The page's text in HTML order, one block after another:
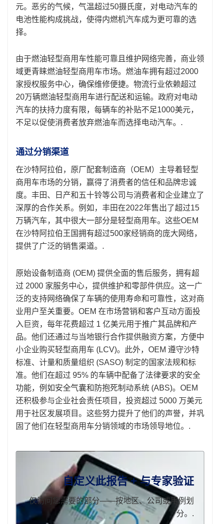
元。恶劣的气候，气温超过50摄氏度，对电动汽车的
电池性能构成挑战，使得内燃机汽车成为更可靠的选
择。
由于燃油轻型商用车性能可靠且维护网络完善，商业领
域更青睐燃油轻型商用车市场。燃油车拥有超过2000
家授权服务中心，确保维修便捷。物流行业依赖超过
20万辆燃油轻型商用车进行配送和运输。政府对电动
汽车的扶持力度有限，每辆车的补贴不足1000美元，
不足以促使消费者放弃燃油车而选择电动汽车。.
通过分销渠道
在沙特阿拉伯，原厂配套制造商（OEM）主导着轻型
商用车市场的分销，赢得了消费者的信任和品牌忠诚
度。丰田、日产和五十铃等公司与消费者和企业建立了
深厚的合作关系。例如，丰田在2022年售出了超过15
万辆汽车，其中很大一部分是轻型商用车。这些OEM
在沙特阿拉伯王国拥有超过500家经销商的庞大网络，
提供了广泛的销售渠道。.
原始设备制造商 (OEM) 提供全面的售后服务，拥有超
过 2000 家服务中心，提供维护和零部件供应。这一广
泛的支持网络确保了车辆的使用寿命和可靠性，这对商
业用户至关重要。OEM 在市场营销和客户互动方面投
入巨资，每年花费超过 1 亿美元用于推广其品牌和产
品。他们还通过与当地银行合作提供融资方案，方便中
小企业购买轻型商用车 (LCV)。此外，OEM 遵守沙特
标准、计量和质量组织 (SASO) 制定的国家法规和标
准。他们在超过 95% 的车辆中配备了法律要求的安全
功能，例如安全气囊和防抱死制动系统 (ABS)。OEM
还积极参与企业社会责任项目，投资超过 5000 万美元
用于社区发展项目。这些努力提升了他们的声誉，并巩
固了他们在轻型商用车分销领域的市场领导地位。.
自定义此报告 + 与专家验证
仅访问您需要的部分——按地区、公司或用例划
分。.